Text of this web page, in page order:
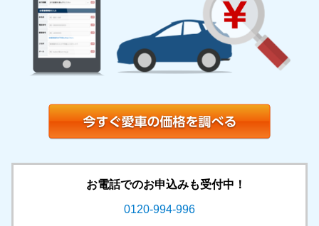
お電話でのお申込みも受付中！
0120-994-996